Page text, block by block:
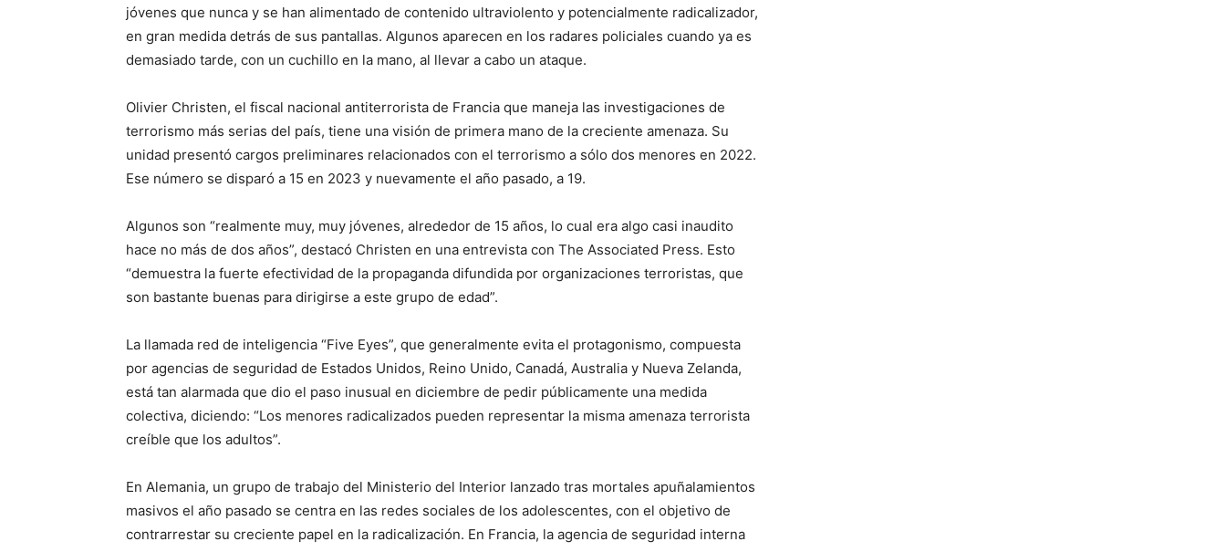
jóvenes que nunca y se han alimentado de contenido ultraviolento y potencialmente radicalizador,
en gran medida detrás de sus pantallas. Algunos aparecen en los radares policiales cuando ya es
demasiado tarde, con un cuchillo en la mano, al llevar a cabo un ataque.
Olivier Christen, el fiscal nacional antiterrorista de Francia que maneja las investigaciones de
terrorismo más serias del país, tiene una visión de primera mano de la creciente amenaza. Su
unidad presentó cargos preliminares relacionados con el terrorismo a sólo dos menores en 2022.
Ese número se disparó a 15 en 2023 y nuevamente el año pasado, a 19.
Algunos son “realmente muy, muy jóvenes, alrededor de 15 años, lo cual era algo casi inaudito
hace no más de dos años”, destacó Christen en una entrevista con The Associated Press. Esto
“demuestra la fuerte efectividad de la propaganda difundida por organizaciones terroristas, que
son bastante buenas para dirigirse a este grupo de edad”.
La llamada red de inteligencia “Five Eyes”, que generalmente evita el protagonismo, compuesta
por agencias de seguridad de Estados Unidos, Reino Unido, Canadá, Australia y Nueva Zelanda,
está tan alarmada que dio el paso inusual en diciembre de pedir públicamente una medida
colectiva, diciendo: “Los menores radicalizados pueden representar la misma amenaza terrorista
creíble que los adultos”.
En Alemania, un grupo de trabajo del Ministerio del Interior lanzado tras mortales apuñalamientos
masivos el año pasado se centra en las redes sociales de los adolescentes, con el objetivo de
contrarrestar su creciente papel en la radicalización. En Francia, la agencia de seguridad interna